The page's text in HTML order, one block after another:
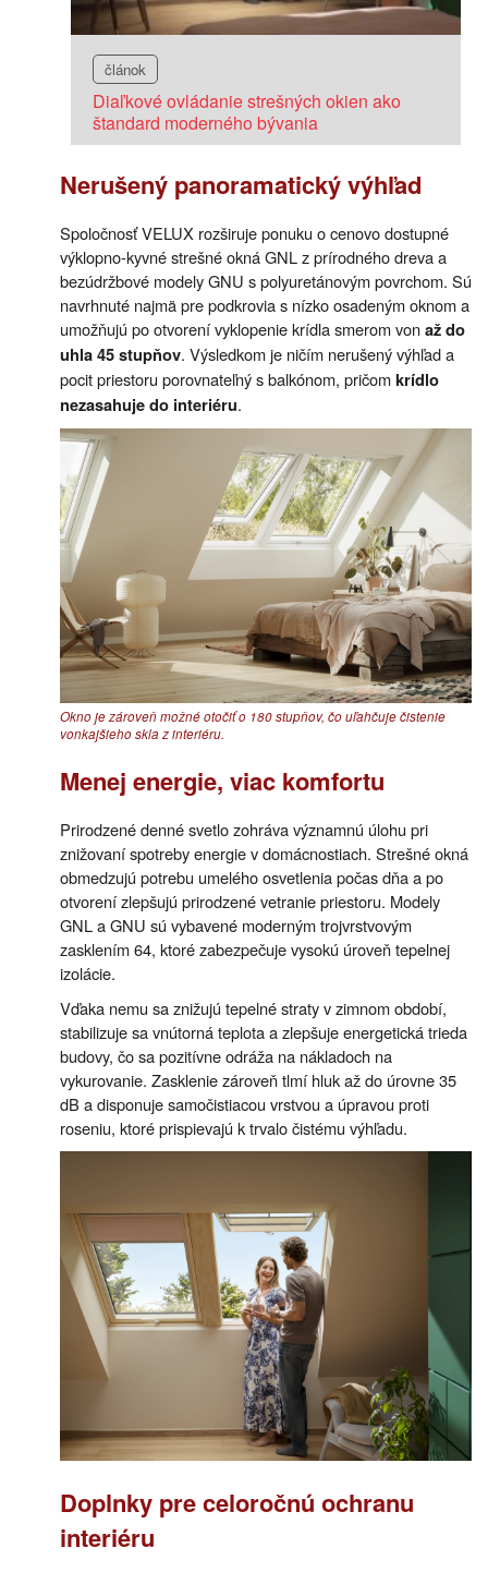
článok
Diaľkové ovládanie strešných okien ako
štandard moderného bývania
Nerušený panoramatický výhľad
Spoločnosť VELUX rozširuje ponuku o cenovo dostupné
výklopno-kyvné strešné okná GNL z prírodného dreva a
bezúdržbové modely GNU s polyuretánovým povrchom. Sú
navrhnuté najmä pre podkrovia s nízko osadeným oknom a
umožňujú po otvorení vyklopenie krídla smerom vonaž do
uhla 45 stupňov. Výsledkom je ničím nerušený výhľad a
pocit priestoru porovnateľný s balkónom, pričomkrídlo
nezasahuje do interiéru.
Okno je zároveň možné otočiť o 180 stupňov, čo uľahčuje čistenie
vonkajšieho skla z interiéru.
Menej energie, viac komfortu
Prirodzené denné svetlo zohráva významnú úlohu pri
znižovaní spotreby energie v domácnostiach. Strešné okná
obmedzujú potrebu umelého osvetlenia počas dňa a po
otvorení zlepšujú prirodzené vetranie priestoru. Modely
GNL a GNU sú vybavené moderným trojvrstvovým
zasklením 64, ktoré zabezpečuje vysokú úroveň tepelnej
izolácie.
Vďaka nemu sa znižujú tepelné straty v zimnom období,
stabilizuje sa vnútorná teplota a zlepšuje energetická trieda
budovy, čo sa pozitívne odráža na nákladoch na
vykurovanie. Zasklenie zároveň tlmí hluk až do úrovne 35
dB a disponuje samočistiacou vrstvou a úpravou proti
roseniu, ktoré prispievajú k trvalo čistému výhľadu.
Doplnky pre celoročnú ochranu
interiéru